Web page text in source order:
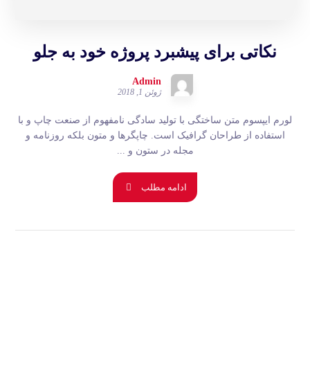
نکاتی برای پیشبرد پروژه خود به جلو
Admin
ژوئن 1, 2018
لورم ایپسوم متن ساختگی با تولید سادگی نامفهوم از صنعت چاپ و با
استفاده از طراحان گرافیک است. چاپگرها و متون بلکه روزنامه و
مجله در ستون و ...
ادامه مطلب